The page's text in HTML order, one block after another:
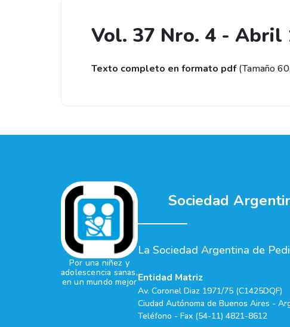
Vol. 37 Nro. 4 - Abril
Texto completo en formato pdf(Tamaño
Sociedad
Por una niñez y
adolescencia sanas,
en un mundo mejor
La Sociedad Argentina de
Entidad Matriz
Av. Coronel Diaz 1971/75 (C1425DQF)
Ciudad Autónoma de Buenos Aires -
Teléfono - Fax (54-11) 4821-8612